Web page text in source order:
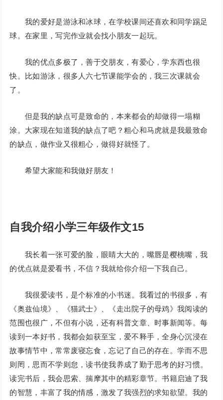
我的爱好是游泳和冰球，在学校课间还喜欢和同学踢足
球。在家里，写完作业就会找小朋友一起玩。
我的优点多极了，善于交朋友，有爱心，学东西也很
快。比如游泳，很多人六七节课能学会的，我三次课就会
了。
但是我的缺点可是致命的，本来都会的却做得一塌糊
涂。大家现在知道我的缺点了吧？粗心和马虎就是我最致命
的缺点，做作业又很粗心，做得好就怪了。
希望大家能和我做好朋友！
自我介绍小学三年级作文15
我长着一张可爱的脸，眼睛大大的，嘴唇是樱桃嘴，我
的优点就是爱看书，不信？我就给你介绍一下我自己。
我很爱读书，是个标准的小书迷。我看过的书很多，有
《奥兹仙境》、《猫武士》、《走出院子的母鸡》我阅读的
范围也很广，不但有小说，还有科普文章、时事新闻等。每
读到一本好书，我都会如获至宝，爱不释手，全身心沉浸在
故事情节中，常常废寝忘食，忘记了自己的存在。学而不思
则罔，思而不学则怠，读书使我养成了勤于思考的好习惯。
读完书后，我会思索、揣摩其中的精彩章节。书籍启迪了我
的智慧，丰富了我的情感，激发了我强烈的求知欲望。我的